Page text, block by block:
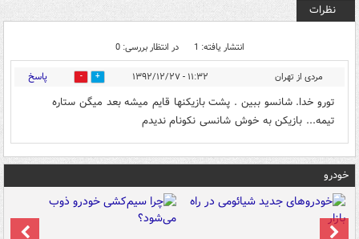
نظرات
انتشار یافته: 1 در انتظار بررسی: 0
مردی از تهران ۱۱:۳۲ - ۱۳۹۲/۱۲/۲۷ 0 پاسخ
تورو خدا. شانسو ببین . پشت بازیکنها قایم میشه بعد میگن ستاره
تیمه... بازیکن به خوش شانسی نکونام ندیدم
خودرو